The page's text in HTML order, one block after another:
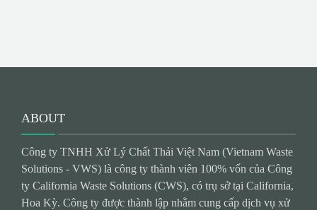
ABOUT
Công ty TNHH Xử Lý Chất Thải Việt Nam (Vietnam Waste
Solutions - VWS) là công ty thành viên 100% vốn của Công
ty California Waste Solutions (CWS), có trụ sở tại California,
Hoa Kỳ. Công ty được thành lập nhằm cung cấp dịch vụ xử